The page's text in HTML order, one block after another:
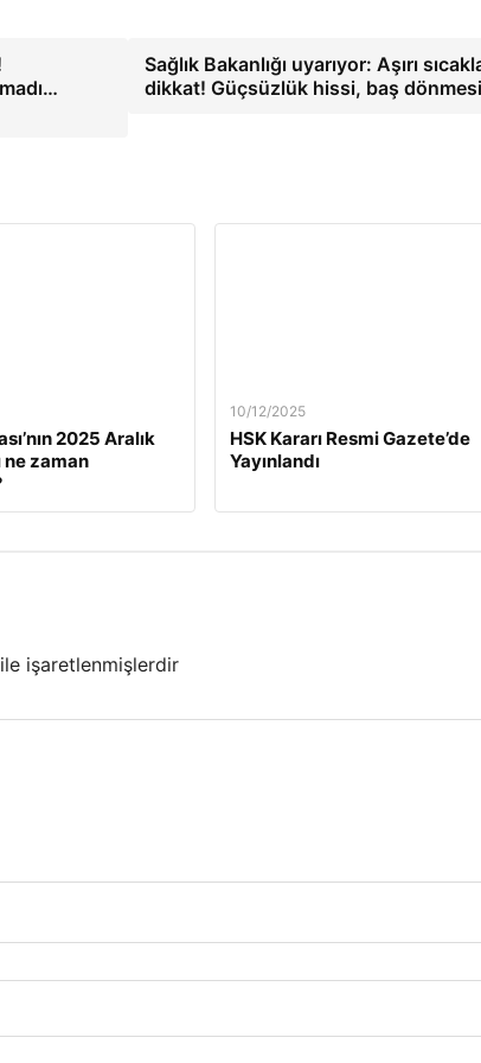
Sağlık Bakanlığı uyarıyor: Aşırı
dikkat! Güçsüzlük hissi, baş
2025 Aralık
ne zaman
10/12/2025
HSK Kararı Resmi Gazete’de
Yayınlandı
ile işaretlenmişlerdir